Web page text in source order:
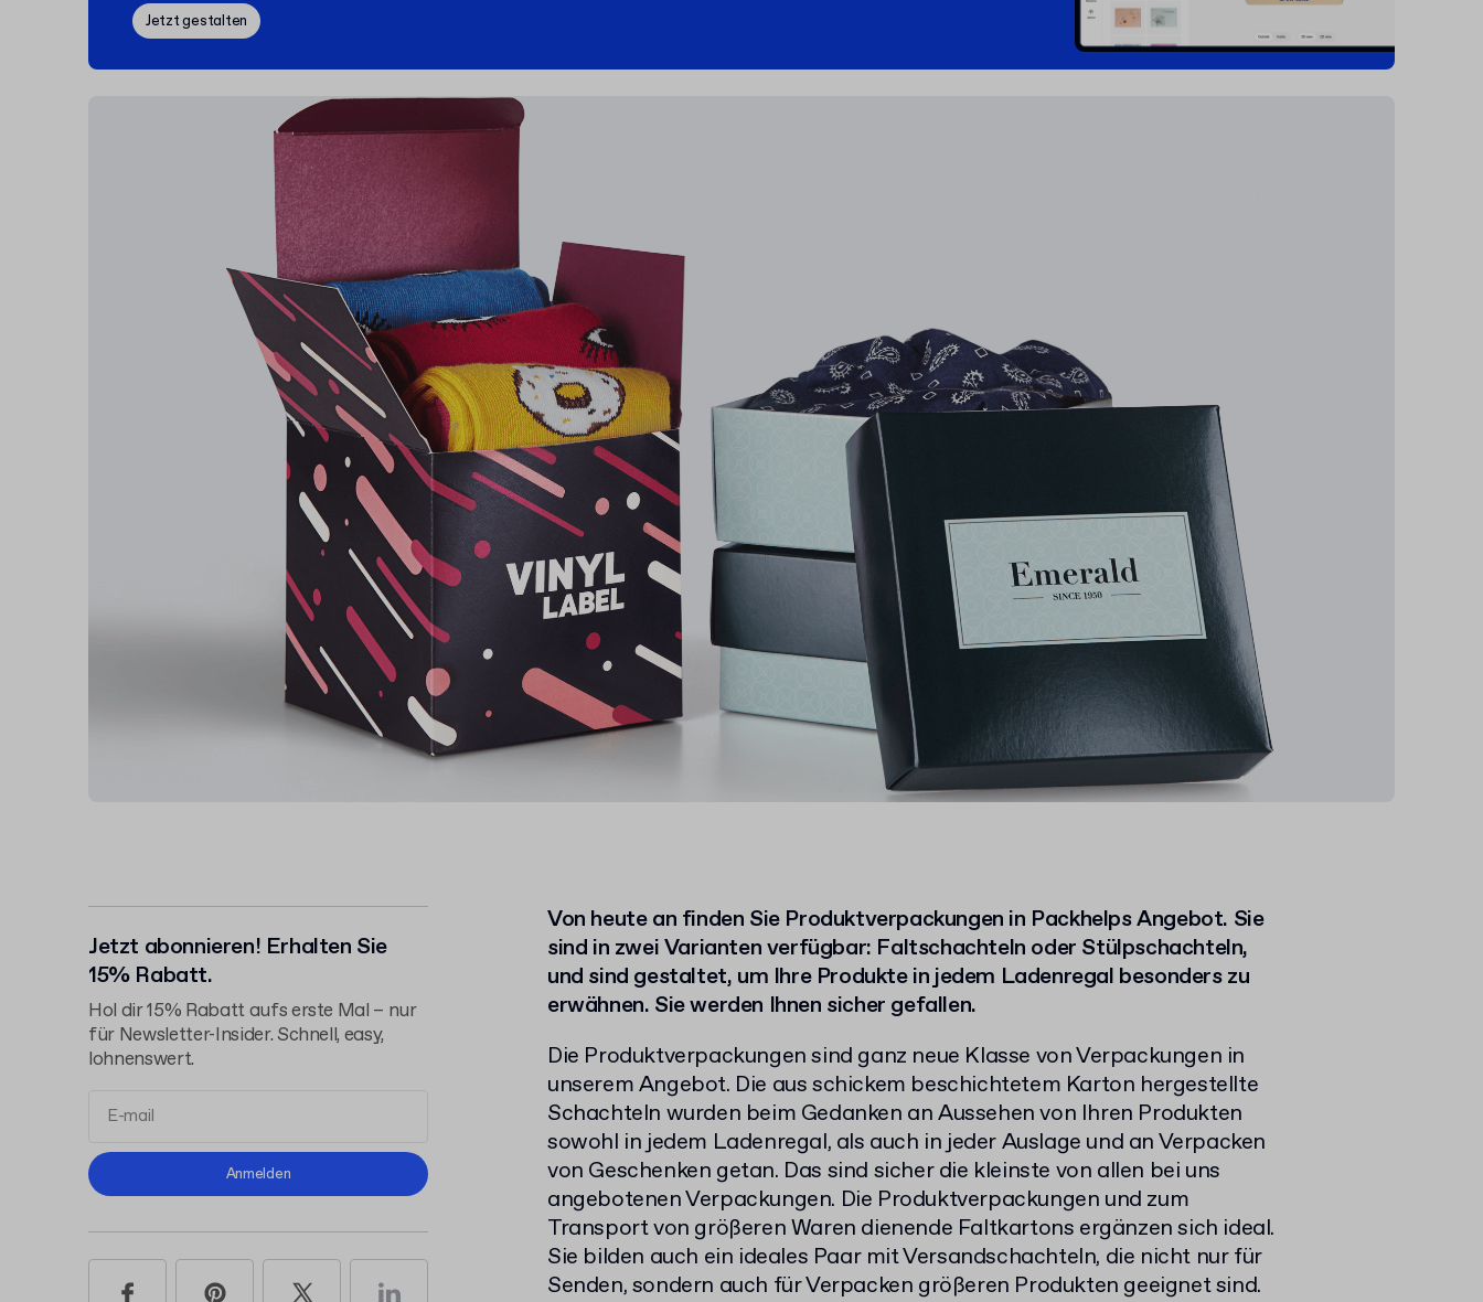
Jetzt gestalten
Jetzt abonnieren! Erhalten Sie
15% Rabatt.
Hol dir 15% Rabatt aufs erste Mal – nur
für Newsletter-Insider. Schnell, easy,
lohnenswert.
Geschäftsbedingungen
Datenschutzerklärung
Anmelden
Von heute an finden Sie Produktverpackungen in Packhelps Angebot. Sie
sind in zwei Varianten verfügbar: Faltschachteln oder Stülpschachteln,
und sind gestaltet, um Ihre Produkte in jedem Ladenregal besonders zu
erwähnen. Sie werden Ihnen sicher gefallen.
Die Produktverpackungen sind ganz neue Klasse von Verpackungen in
unserem Angebot. Die aus schickem beschichtetem Karton hergestellte
Schachteln wurden beim Gedanken an Aussehen von Ihren Produkten
sowohl in jedem Ladenregal, als auch in jeder Auslage und an Verpacken
von Geschenken getan. Das sind sicher die kleinste von allen bei uns
angebotenen Verpackungen. Die Produktverpackungen und zum
Transport von größeren Waren dienende Faltkartons ergänzen sich ideal.
Sie bilden auch ein ideales Paar mit Versandschachteln, die nicht nur für
Senden, sondern auch für Verpacken größeren Produkten geeignet sind.